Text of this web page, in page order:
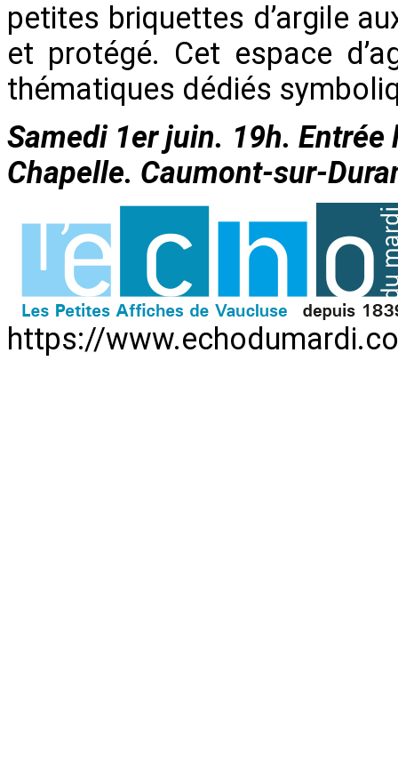
petites briquettes d’argile
et protégé. Cet espace
thématiques dédiés
Samedi 1er juin. 19h.
Chapelle. Caumont-sur-
https://